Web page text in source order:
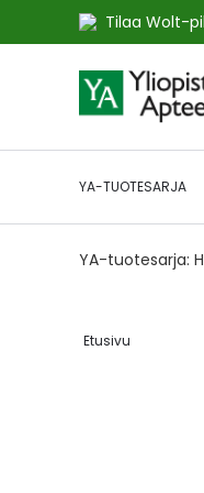
Tilaa Wolt-
to
Content
YA-TUOTESARJA
YA-tuotesarja:
Etusivu‎